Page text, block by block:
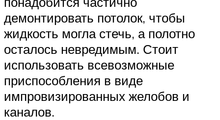
демонтировать потолок, чтобы
жидкость могла стечь, а полотно
осталось невредимым. Стоит
использовать всевозможные
приспособления в виде
импровизированных желобов и
каналов.